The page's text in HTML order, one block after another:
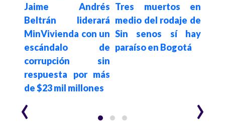
Jaime Andrés
Beltrán liderará
MinVivienda con un
escándalo de
corrupción sin
respuesta por más
de $23 mil millones
Tres muertos en
medio del rodaje de
Sin senos sí hay
paraíso en Bogotá
‹ ›